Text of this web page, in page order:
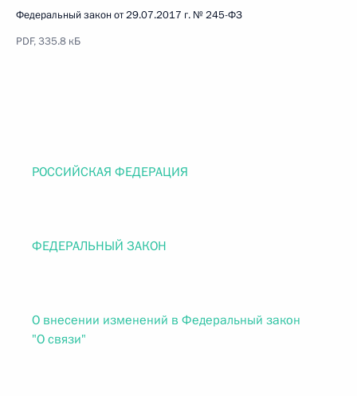
Федеральный закон от 29.07.2017 г. № 245-ФЗ
PDF, 335.8 кБ
РОССИЙСКАЯ ФЕДЕРАЦИЯ
ФЕДЕРАЛЬНЫЙ ЗАКОН
О внесении изменений в Федеральный закон
"О связи"